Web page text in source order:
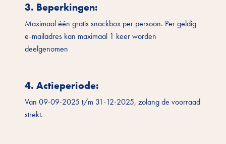
3. Beperkingen:
Maximaal één gratis snackbox per persoon. Per geldig
e-mailadres kan maximaal 1 keer worden
deelgenomen
4. Actieperiode:
Van 09-09-2025 t/m 31-12-2025, zolang de voorraad
strekt.